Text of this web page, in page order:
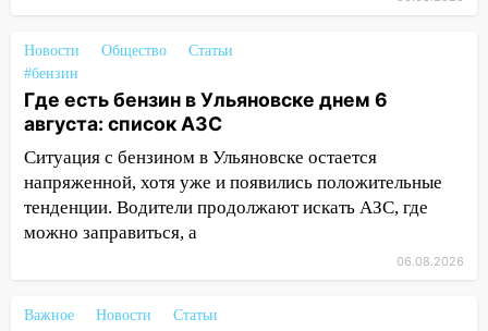
объявлена ракетная опасность
10:00 В Старомайнском районе утонул
51-летний мужчина
09:50 В Ульяновске черный коршун
застрял в тепловозе
09:44 Ульяновские спасатели помогли
юному велосипедисту на улице
08:21
В Заволжском районе украли два
Новости Общество
Статьи
#бензин
Где есть бензин в Ульяновске днем 6
августа: список АЗС
Ситуация с бензином в Ульяновске остается
напряженной, хотя уже и появились положительные
тенденции. Водители продолжают искать АЗС, где
можно заправиться, а
06.08.2026
Важное Новости Статьи